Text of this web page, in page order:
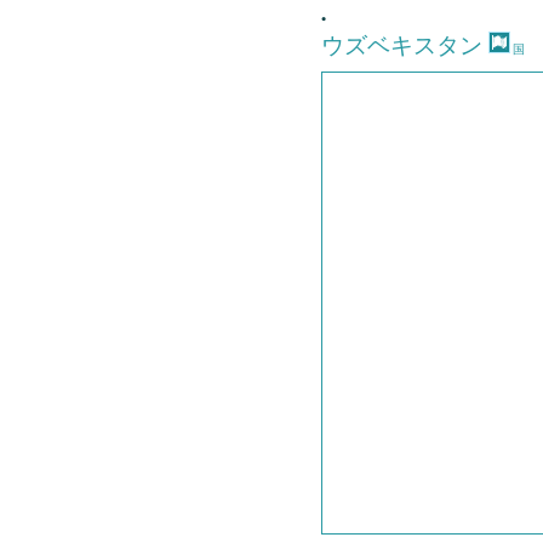
•
ウズベキスタン 国